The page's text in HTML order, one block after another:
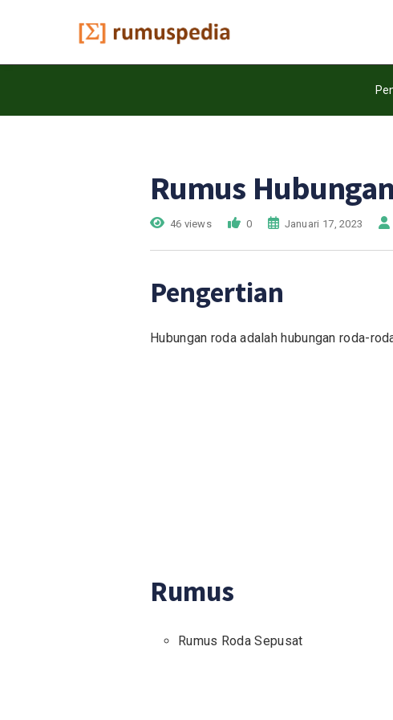
Rumus
46 views 0 Januari 17, 2023
Pengertian
Hubungan roda adalah hubungan roda-
Rumus
Rumus Roda Sepusat